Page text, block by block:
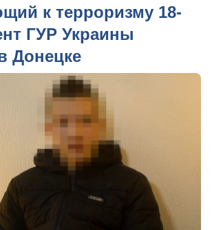
к терроризму 18-
ГУР Украины
Донецке